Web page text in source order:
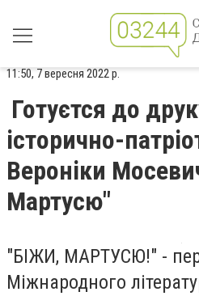
11:50, 7 вересня 2022 р.
Готуєтся до
історично-
Вероніки
Мартусю"
"БІЖИ, МАРТУСЮ!" -
Міжнародного